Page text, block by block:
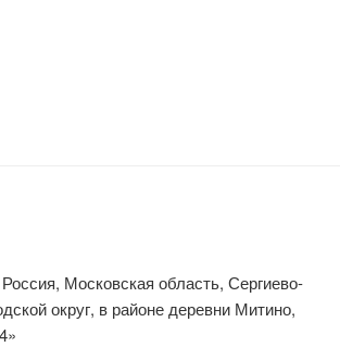
Московская область, Сергиево-
округ, в районе деревни Митино,